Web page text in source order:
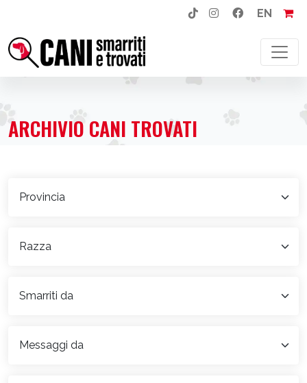
EN
NAVIGAZIONE PRINCIPALE
ARCHIVIO CANI TROVATI